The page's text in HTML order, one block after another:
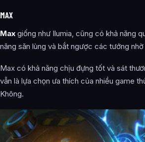
MAX
Max giống như Ilumia, cũng có khả năng
năng săn lùng và bắt ngược các tướng
Max có khả năng chịu đựng tốt và sát
vẫn là lựa chọn ưa thích của nhiều game
Không.